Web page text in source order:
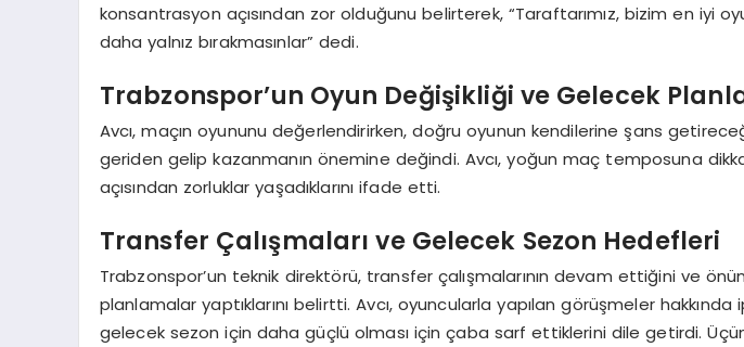
konsantrasyon açısından zor olduğunu belirterek, “Taraftarımız, bizim en iyi
daha yalnız bırakmasınlar” dedi.
Trabzonspor’un Oyun Değişikliği ve Gelecek
Avcı, maçın oyununu değerlendirirken, doğru oyunun kendilerine şans
geriden gelip kazanmanın önemine değindi. Avcı, yoğun maç temposuna
açısından zorluklar yaşadıklarını ifade etti.
Transfer Çalışmaları ve Gelecek Sezon Hedefleri
Trabzonspor’un teknik direktörü, transfer çalışmalarının devam ettiğini ve
planlamalar yaptıklarını belirtti. Avcı, oyuncularla yapılan görüşmeler hakkında
gelecek sezon için daha güçlü olması için çaba sarf ettiklerini dile getirdi.